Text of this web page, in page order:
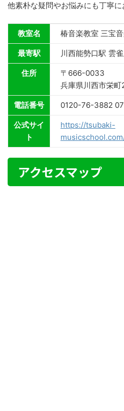
他素朴な疑問やお悩みにも丁寧に
教室名 椿音楽教室 三宝
最寄駅 川西能勢口駅 雲
住所
〒666-0033
兵庫県川西市栄町
電話番号 0120-76-3882
公式サイ
ト
https://tsubaki-
アクセスマップ